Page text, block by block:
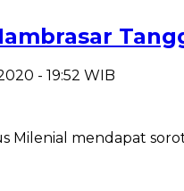
- 19:52 WIB
mendapat